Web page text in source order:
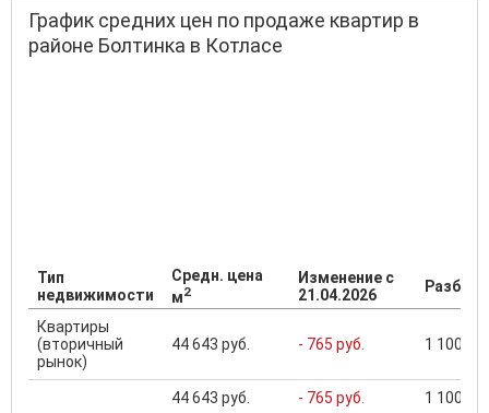
График средних цен по продаже квартир в
районе Болтинка в Котласе
Тип
недвижимости
Средн. цена
м2
Изменение с
21.04.2026
Квартиры
(вторичный
рынок)
44 643 руб. - 765 руб. 1 100
44 643 руб. - 765 руб. 1 100